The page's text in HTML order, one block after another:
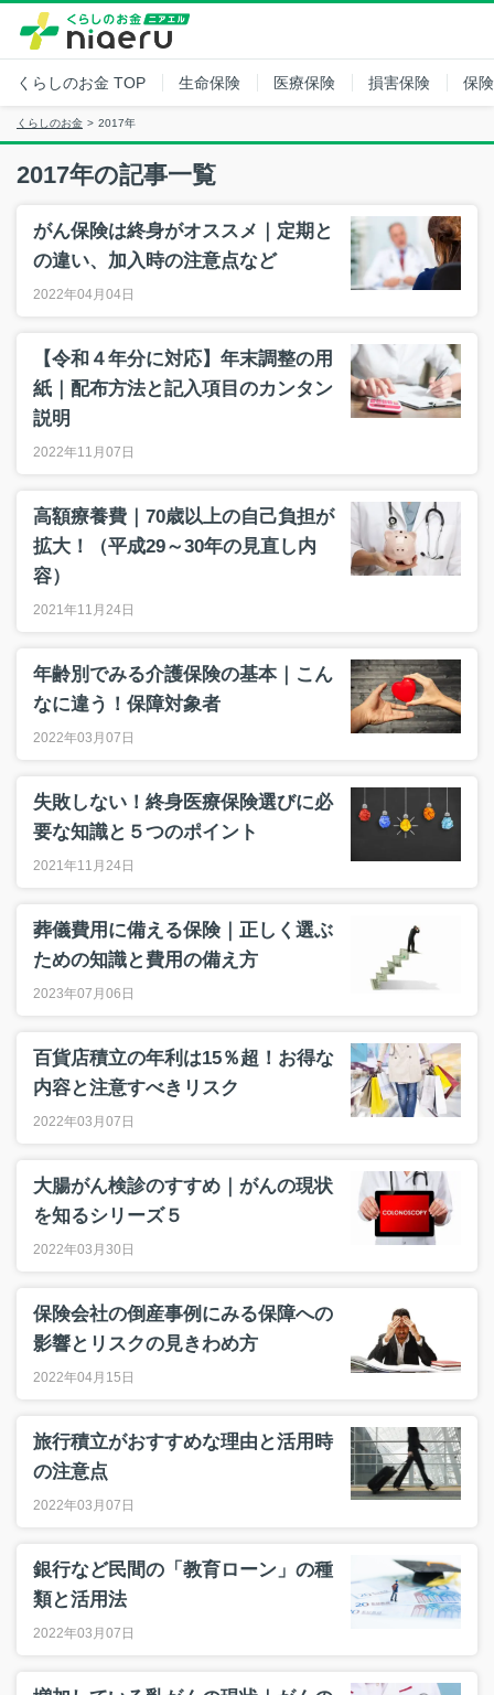
くらしのお金 TOP 生命保険 医療保険 損害保険 保
くらしのお金 2017年
2017年の記事一覧
がん保険は終身がオススメ｜定期と
の違い、加入時の注意点など
2022年04月04日
【令和４年分に対応】年末調整の用
紙｜配布方法と記入項目のカンタン
説明
2022年11月07日
高額療養費｜70歳以上の自己負担が
拡大！（平成29～30年の見直し内
容）
2021年11月24日
年齢別でみる介護保険の基本｜こん
なに違う！保障対象者
2022年03月07日
失敗しない！終身医療保険選びに必
要な知識と５つのポイント
2021年11月24日
葬儀費用に備える保険｜正しく選ぶ
ための知識と費用の備え方
2023年07月06日
百貨店積立の年利は15％超！お得な
内容と注意すべきリスク
2022年03月07日
大腸がん検診のすすめ｜がんの現状
を知るシリーズ５
2022年03月30日
保険会社の倒産事例にみる保障への
影響とリスクの見きわめ方
2022年04月15日
旅行積立がおすすめな理由と活用時
の注意点
2022年03月07日
銀行など民間の「教育ローン」の種
類と活用法
2022年03月07日